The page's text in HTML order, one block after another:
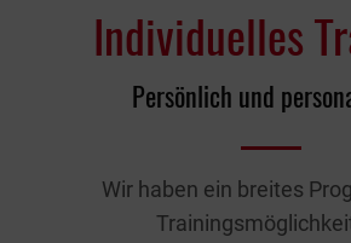
Individuelles
Persönlich und
Wir haben ein breites